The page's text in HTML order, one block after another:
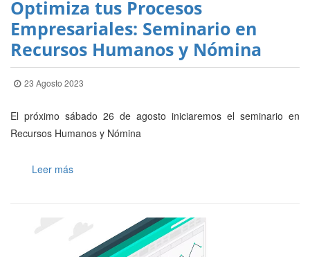
Optimiza tus Procesos
Empresariales: Seminario en
Recursos Humanos y Nómina
23 Agosto 2023
El próximo sábado 26 de agosto iniciaremos el seminario en
Recursos Humanos y Nómina
Leer más